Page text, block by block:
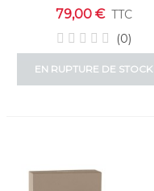
platinium
79,00 € TTC
(0)
EN RUPTURE DE STOCK